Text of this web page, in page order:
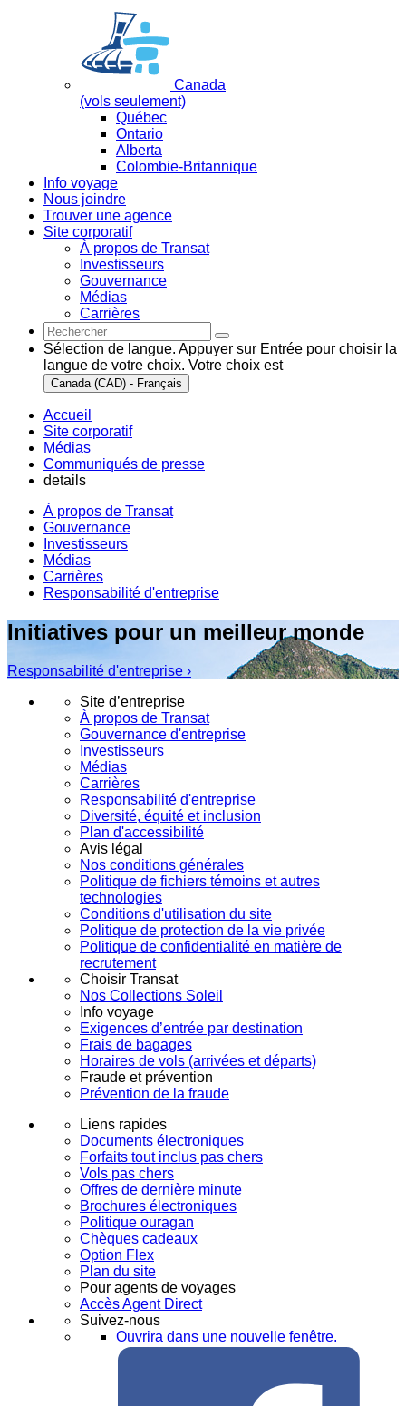
Canada
(vols seulement)
Québec
Ontario
Alberta
Colombie-Britannique
Info voyage
Nous joindre
Trouver une agence
Site corporatif
À propos de Transat
Investisseurs
Gouvernance
Médias
Carrières
Sélection de langue. Appuyer sur Entrée pour choisir la
langue de votre choix. Votre choix est
Canada (CAD) - Français
Accueil
Site corporatif
Médias
Communiqués de presse
details
À propos de Transat
Gouvernance
Investisseurs
Médias
Carrières
Responsabilité d'entreprise
Initiatives pour un meilleur monde
Responsabilité d'entreprise ›
Site d’entreprise
À propos de Transat
Gouvernance d'entreprise
Investisseurs
Médias
Carrières
Responsabilité d'entreprise
Diversité, équité et inclusion
Plan d'accessibilité
Avis légal
Nos conditions générales
Politique de fichiers témoins et autres
technologies
Conditions d'utilisation du site
Politique de protection de la vie privée
Politique de confidentialité en matière de
recrutement
Choisir Transat
Nos Collections Soleil
Info voyage
Exigences d’entrée par destination
Frais de bagages
Horaires de vols (arrivées et départs)
Fraude et prévention
Prévention de la fraude
Liens rapides
Documents électroniques
Forfaits tout inclus pas chers
Vols pas chers
Offres de dernière minute
Brochures électroniques
Politique ouragan
Chèques cadeaux
Option Flex
Plan du site
Pour agents de voyages
Accès Agent Direct
Suivez-nous
Ouvrira dans une nouvelle fenêtre.